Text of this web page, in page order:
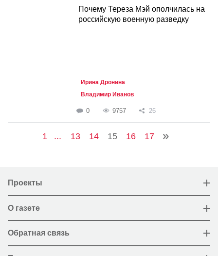
Почему Тереза Мэй ополчилась на
российскую военную разведку
Ирина Дронина
Владимир Иванов
0 9757 26
1 ... 13 14 15 16 17
Проекты
О газете
Обратная связь